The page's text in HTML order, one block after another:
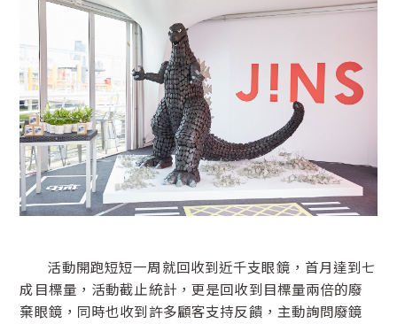
活動開跑短短一周就回收到近千支眼鏡，首月達到七
成目標量，活動截止統計，更是回收到目標量兩倍的廢
棄眼鏡，同時也收到許多顧客支持反饋，主動詢問廢鏡